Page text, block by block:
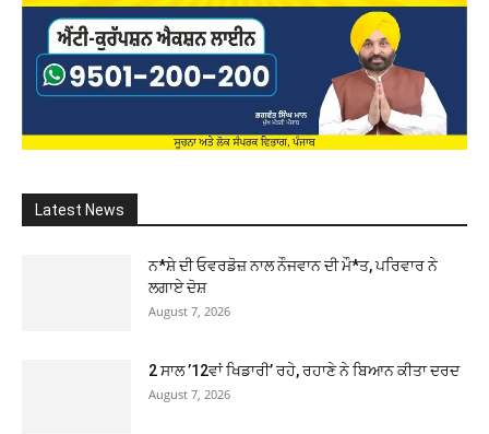
Latest News
ਨ*ਸ਼ੇ ਦੀ ਓਵਰਡੋਜ਼ ਨਾਲ ਨੌਜਵਾਨ ਦੀ ਮੌ*ਤ, ਪਰਿਵਾਰ ਨੇ
ਲਗਾਏ ਦੋਸ਼
August 7, 2026
2 ਸਾਲ ’12ਵਾਂ ਖਿਡਾਰੀ’ ਰਹੇ, ਰਹਾਣੇ ਨੇ ਬਿਆਨ ਕੀਤਾ ਦਰਦ
August 7, 2026